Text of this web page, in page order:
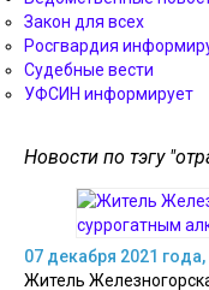
Закон для всех
Росгвардия
Судебные вести
УФСИН информирует
Новости по тэгу
07 декабря 2021 года,
Житель